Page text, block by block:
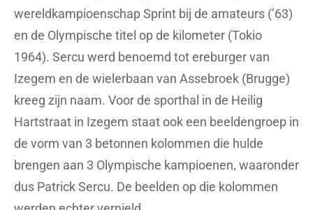
wereldkampioenschap Sprint bij de amateurs (’63)
en de Olympische titel op de kilometer (Tokio
1964). Sercu werd benoemd tot ereburger van
Izegem en de wielerbaan van Assebroek (Brugge)
kreeg zijn naam. Voor de sporthal in de Heilig
Hartstraat in Izegem staat ook een beeldengroep in
de vorm van 3 betonnen kolommen die hulde
brengen aan 3 Olympische kampioenen, waaronder
dus Patrick Sercu. De beelden op die kolommen